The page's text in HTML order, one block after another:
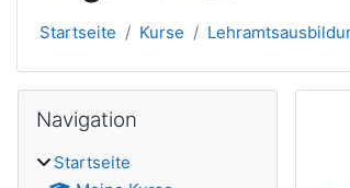
Startseite Kurse
Blöcke
Navigation
Startseite